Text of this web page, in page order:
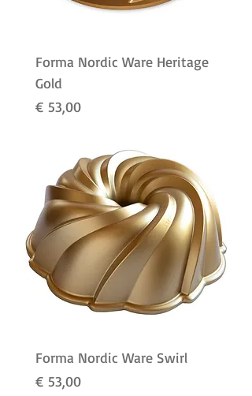
Forma Nordic Ware Heritage
Gold
Preço
€ 53,00
Forma Nordic Ware Swirl
Preço
€ 53,00